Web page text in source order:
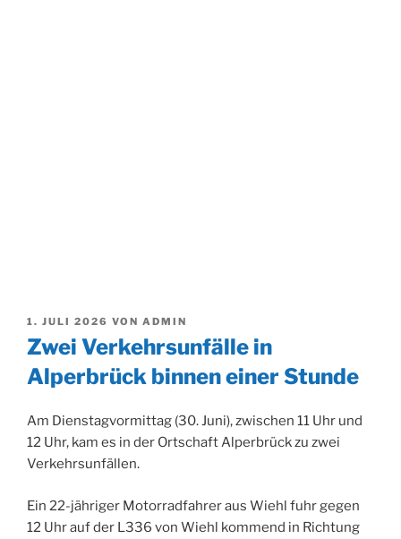
VERÖFFENTLICHT
AM
1. JULI 2026 VON ADMIN
Zwei Verkehrsunfälle in
Alperbrück binnen einer Stunde
Am Dienstagvormittag (30. Juni), zwischen 11 Uhr und
12 Uhr, kam es in der Ortschaft Alperbrück zu zwei
Verkehrsunfällen.
Ein 22-jähriger Motorradfahrer aus Wiehl fuhr gegen
12 Uhr auf der L336 von Wiehl kommend in Richtung